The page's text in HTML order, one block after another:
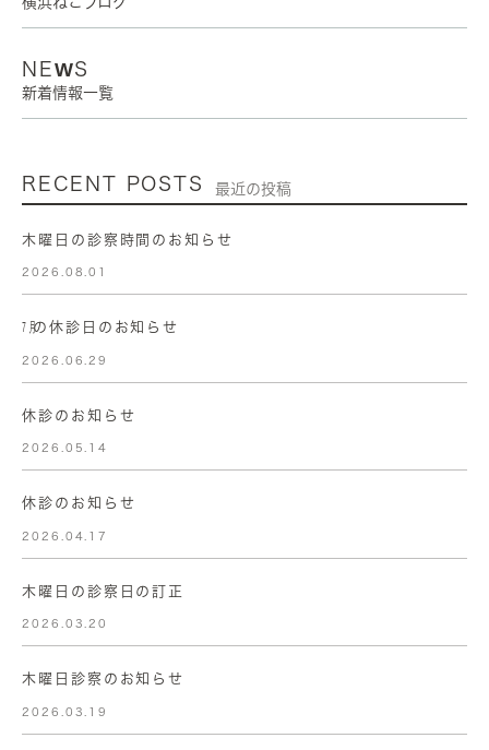
NEWS
新着情報一覧
RECENT POSTS 最近の投稿
木曜日の診察時間のお知らせ
2026.08.01
㋆の休診日のお知らせ
2026.06.29
休診のお知らせ
2026.05.14
休診のお知らせ
2026.04.17
木曜日の診察日の訂正
2026.03.20
木曜日診察のお知らせ
2026.03.19